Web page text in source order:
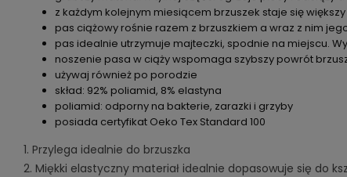
z każdym kolejnym miesiącem brzuszek staje się
pas ciążowy rośnie razem z brzuszkiem a wraz z nim
pas idealnie utrzymuje majteczki, spodnie na miejscu.
noszenie pasa w ciąży wspomaga szybszy powrót
używaj również po porodzie
skład: 92% poliamid, 8% elastyna
poliamid: odporny na bakterie, zarazki i grzyby
posiada certyfikat Oeko Tex Standard 100
1. Przylega idealnie do brzuszka
2. Miękki elastyczny materiał idealnie dopasowuje się do